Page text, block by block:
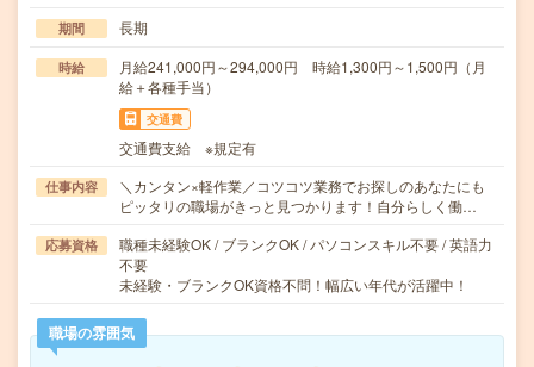
期間 長期
時給
月給241,000円～294,000円 時給1,300円～1,500円（月
給＋各種手当）
交通費
交通費支給 ※規定有
仕事内容
＼カンタン×軽作業／コツコツ業務でお探しのあなたにも
ピッタリの職場がきっと見つかります！自分らしく働…
応募資格
職種未経験OK / ブランクOK / パソコンスキル不要 / 英語力
不要
未経験・ブランクOK資格不問！幅広い年代が活躍中！
職場の雰囲気